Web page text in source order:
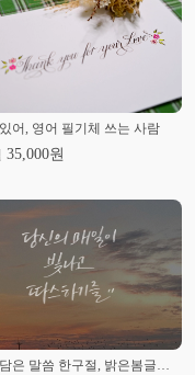
어, 영어 필기체 쓰는 사람
35,000원
마음을 담은 말씀 한구절, 밝은봄글씨 캘리그라피